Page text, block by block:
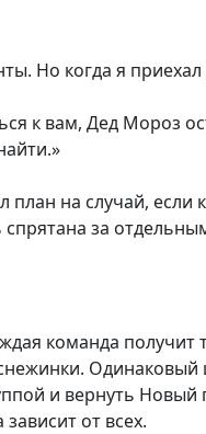
Но когда я
к вам, Дед Мороз
на случай,
за
команда
Одинаковый
и вернуть Новый
от всех.